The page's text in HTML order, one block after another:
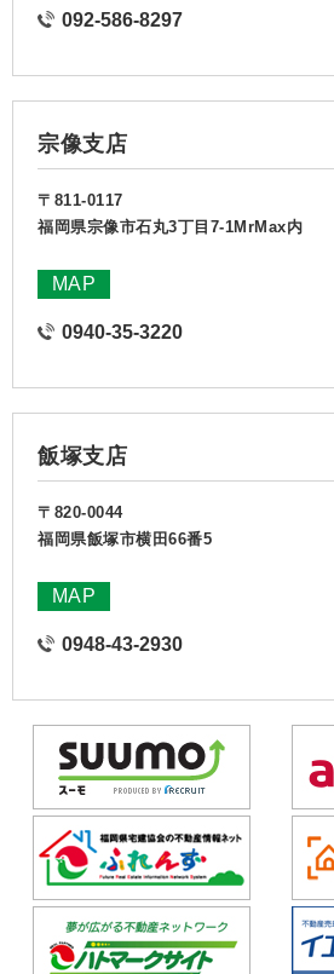
092-586-8297
宗像支店
〒811-0117
福岡県宗像市石丸3丁目7-1MrMax内
MAP
0940-35-3220
飯塚支店
〒820-0044
福岡県飯塚市横田66番5
MAP
0948-43-2930